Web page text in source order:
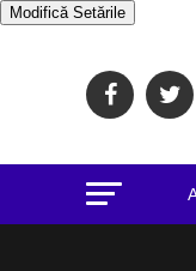
Modifică Setările